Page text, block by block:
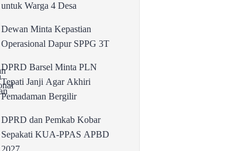
untuk Warga 4 Desa
Dewan Minta Kepastian
Operasional Dapur SPPG 3T
DPRD Barsel Minta PLN
Tepati Janji Agar Akhiri
Pemadaman Bergilir
DPRD dan Pemkab Kobar
Sepakati KUA-PPAS APBD
2027